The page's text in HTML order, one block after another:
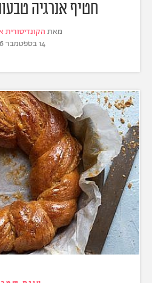
חטיף אנרגיה
מאת הקונדיטורית
14 בספטמבר 2016